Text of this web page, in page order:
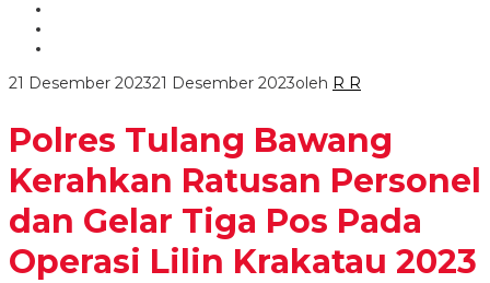
21 Desember 202321 Desember 2023oleh R R
Polres Tulang Bawang
Kerahkan Ratusan Personel
dan Gelar Tiga Pos Pada
Operasi Lilin Krakatau 2023